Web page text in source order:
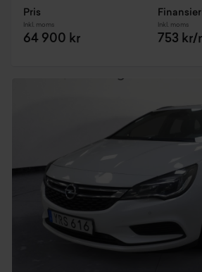
Pris
Inkl. moms
64 900 kr
Inkl. moms
753 kr/